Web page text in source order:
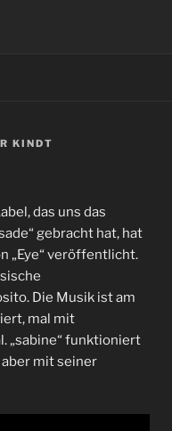
KINDT
das uns das
gebracht hat, hat
„Eye“ veröffentlicht.
Die Musik ist am
mal mit
„sabine“ funktioniert
mit seiner